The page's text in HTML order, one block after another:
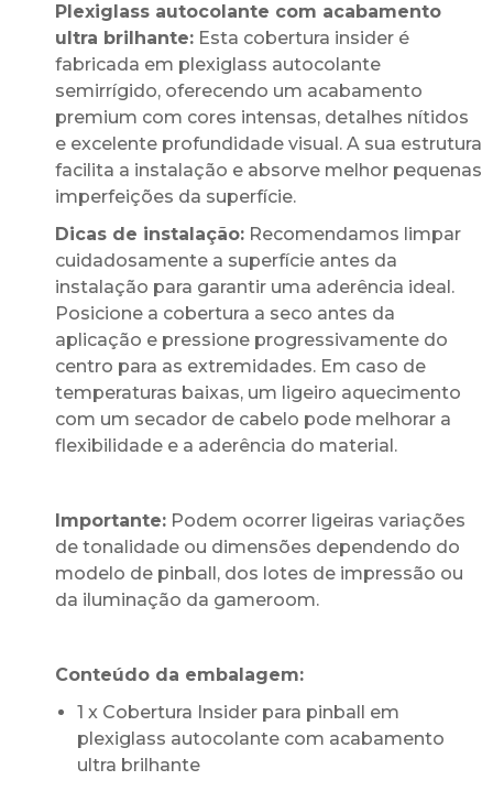
Plexiglass autocolante com acabamento
ultra brilhante: Esta cobertura insider é
fabricada em plexiglass autocolante
semirrígido, oferecendo um acabamento
premium com cores intensas, detalhes nítidos
e excelente profundidade visual. A sua estrutura
facilita a instalação e absorve melhor pequenas
imperfeições da superfície.
Dicas de instalação: Recomendamos limpar
cuidadosamente a superfície antes da
instalação para garantir uma aderência ideal.
Posicione a cobertura a seco antes da
aplicação e pressione progressivamente do
centro para as extremidades. Em caso de
temperaturas baixas, um ligeiro aquecimento
com um secador de cabelo pode melhorar a
flexibilidade e a aderência do material.
Importante: Podem ocorrer ligeiras variações
de tonalidade ou dimensões dependendo do
modelo de pinball, dos lotes de impressão ou
da iluminação da gameroom.
Conteúdo da embalagem:
1 x Cobertura Insider para pinball em
plexiglass autocolante com acabamento
ultra brilhante